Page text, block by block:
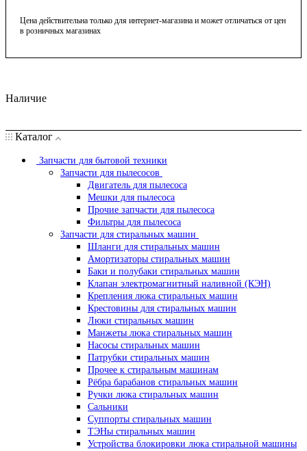
Цена действительна только для интернет-магазина и может отличаться от цен
в розничных магазинах
Наличие
Каталог
Запчасти для бытовой техники
Запчасти для пылесосов
Двигатель для пылесоса
Мешки для пылесоса
Прочие запчасти для пылесоса
Фильтры для пылесоса
Запчасти для стиральных машин
Шланги для стиральных машин
Амортизаторы стиральных машин
Баки и полубаки стиральных машин
Клапан электромагнитный наливной (КЭН)
Крепления люка стиральных машин
Крестовины для стиральных машин
Люки стиральных машин
Манжеты люка стиральных машин
Насосы стиральных машин
Патрубки стиральных машин
Прочее к стиральным машинам
Рёбра барабанов стиральных машин
Ручки люка стиральных машин
Сальники
Суппорты стиральных машин
ТЭНы стиральных машин
Устройства блокировки люка стиральной машины